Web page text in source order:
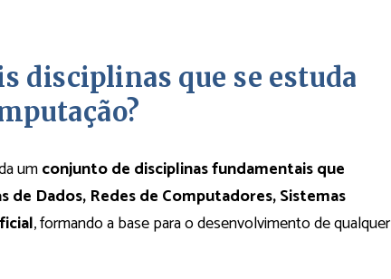
disciplinas que se estuda
umconjunto de disciplinas fundamentais que
Dados, Redes de Computadores, Sistemas
, formando a base para o desenvolvimento de qualquer